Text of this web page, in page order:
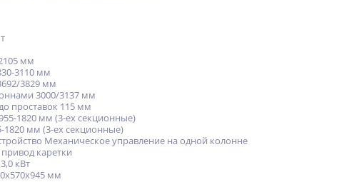
мм
3110 мм
3829 мм
3000/3137 мм
проставок 115 мм
1820 мм (3-ех секционные)
1820 мм (3-ех секционные)
Механическое управление на одной колонне
каретки
кВт
мм